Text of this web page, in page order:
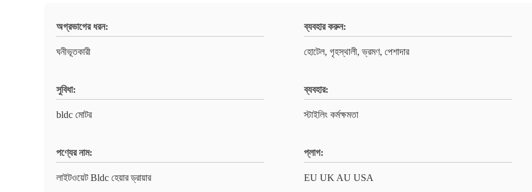
অগ্রভাগের ধরন:
ঘনীভূতকারী
ব্যবহার করুন:
হোটেল, গৃহস্থালী, ভ্রমণ, পেশাদার
সুবিধা:
bldc মোটর
ব্যবহার:
স্টাইলিং কর্মক্ষমতা
পণ্যের নাম:
লাইটওয়েট Bldc হেয়ার ড্রায়ার
প্লাগ:
EU UK AU USA